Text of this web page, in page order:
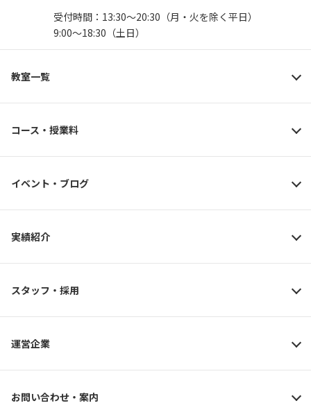
受付時間：13:30〜20:30（月・火を除く平日）
9:00〜18:30（土日）
教室一覧
コース・授業料
イベント・ブログ
実績紹介
スタッフ・採用
運営企業
お問い合わせ・案内